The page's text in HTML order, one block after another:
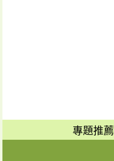
專題推薦